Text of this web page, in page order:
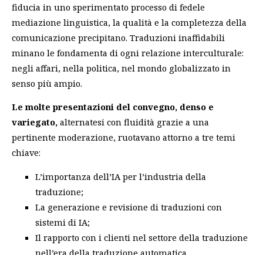
fiducia in uno sperimentato processo di fedele
mediazione linguistica, la qualità e la completezza della
comunicazione precipitano. Traduzioni inaffidabili
minano le fondamenta di ogni relazione interculturale:
negli affari, nella politica, nel mondo globalizzato in
senso più ampio.
Le molte presentazioni del convegno, denso e
variegato, alternatesi con fluidità grazie a una
pertinente moderazione, ruotavano attorno a tre temi
chiave:
L’importanza dell’IA per l’industria della
traduzione;
La generazione e revisione di traduzioni con
sistemi di IA;
Il rapporto con i clienti nel settore della traduzione
nell’era della traduzione automatica.